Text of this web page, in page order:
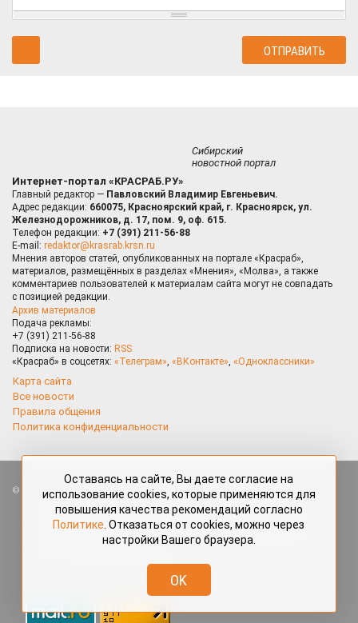
Сибирский
новостной портал
Интернет-портал «КРАСРАБ.РУ»
Главный редактор — Павловский Владимир Евгеньевич.
Адрес редакции: 660075, Красноярский край, г. Красноярск, ул.
Железнодорожников, д. 17, пом. 9, оф. 615.
Телефон редакции: +7 (391) 211-56-88
E-mail: redaktor@krasrab.krsn.ru
Мнения авторов статей, опубликованных на портале «Красраб»,
материалов, размещённых в разделах «Мнения», «Молва», а также
комментариев пользователей к материалам сайта могут не совпадать
с позицией редакции.
Архив материалов
Подача рекламы:
+7 (391) 211-56-88
Подписка на новости: RSS
«Красраб» в соцсетях: «Телеграм», «ВКонтакте», «Одноклассники»
Карта сайта
Все новости
Правила общения
Политика конфиденциальности
Все права защищены. Любые материалы, размещённые на портале
«Красраб.ру» сотрудниками редакции, нештатными авторами
и читателями, являются объектами авторского права. Полное или
частичное использование материалов, размещённых на портале
«Красраб.ру», допускается только с письменного согласия редакции
redaktor@krasrab.krsn.ru.
Оставаясь на сайте, Вы даете согласие на
использование cookies, которые применяются для
повышения качества рекомендаций согласно
Политике . Отказаться от cookies, можно через
настройки Вашего браузера.
OK